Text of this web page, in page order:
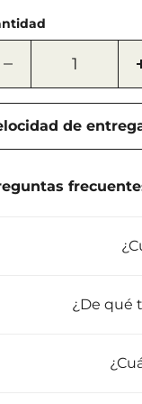
de
¿De qué